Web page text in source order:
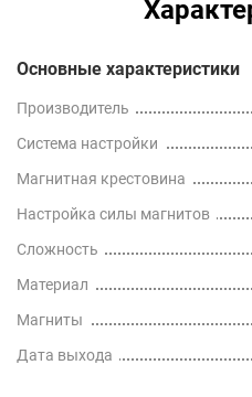
Основные характеристики
Производитель
Cистема настройки
Магнитная крестовина
Настройка силы магнитов
Сложность
Материал
Магниты
Дата выхода